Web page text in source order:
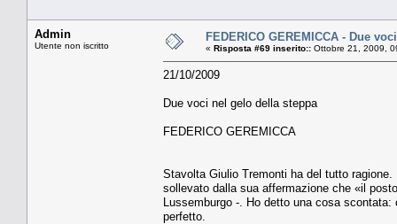
Admin
Utente non iscritto
FEDERICO GEREMICCA - Due
« Risposta #69 inserito:: Ottobre 21, 2009,
21/10/2009
Due voci nel gelo della steppa
FEDERICO GEREMICCA
Stavolta Giulio Tremonti ha del tutto
sollevato dalla sua affermazione che «il
Lussemburgo -. Ho detto una cosa
perfetto.